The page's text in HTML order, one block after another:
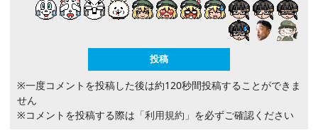
※一度コメントを投稿した後は約120秒間投稿することができま
せん
※コメントを投稿する際は 「利用規約」 を必ずご確認ください